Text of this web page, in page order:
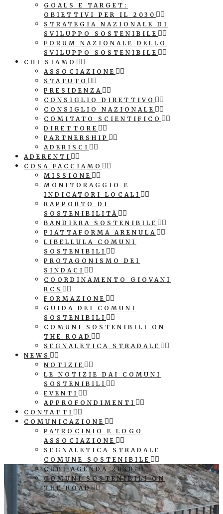
GOALS E TARGET:
OBIETTIVI PER IL 2030
STRATEGIA NAZIONALE DI
SVILUPPO SOSTENIBILE
FORUM NAZIONALE DELLO
SVILUPPO SOSTENIBILE
CHI SIAMO
ASSOCIAZIONE
STATUTO
PRESIDENZA
CONSIGLIO DIRETTIVO
CONSIGLIO NAZIONALE
COMITATO SCIENTIFICO
DIRETTORE
PARTNERSHIP
ADERISCI
ADERENTI
COSA FACCIAMO
MISSIONE
MONITORAGGIO E
INDICATORI LOCALI
RAPPORTO DI
SOSTENIBILITÀ
BANDIERA SOSTENIBILE
PIATTAFORMA ARENULA
LIBELLULA COMUNI
SOSTENIBILI
PROTAGONISMO DEI
SINDACI
COORDINAMENTO GIOVANI
RCS
FORMAZIONE
GUIDA DEI COMUNI
SOSTENIBILI
COMUNI SOSTENIBILI ON
THE ROAD
SEGNALETICA STRADALE
NEWS
NOTIZIE
LE NOTIZIE DAI COMUNI
SOSTENIBILI
EVENTI
APPROFONDIMENTI
CONTATTI
COMUNICAZIONE
PATROCINIO E LOGO
ASSOCIAZIONE
SEGNALETICA STRADALE
COMUNE SOSTENIBILE
CUBI AGENDA 2030
COMUNI SOSTENIBILI ON
THE ROAD